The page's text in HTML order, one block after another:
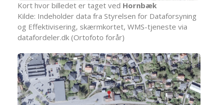
Kort hvor billedet er taget ved Hornbæk
Kilde: Indeholder data fra Styrelsen for Dataforsyning
og Effektivisering, skærmkortet, WMS-tjeneste via
datafordeler.dk (Ortofoto forår)